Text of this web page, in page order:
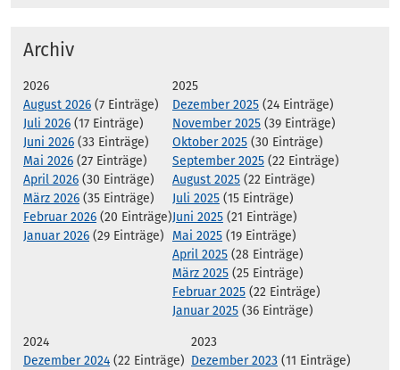
Archiv
2026
August 2026 (7 Einträge)
Juli 2026 (17 Einträge)
Juni 2026 (33 Einträge)
Mai 2026 (27 Einträge)
April 2026 (30 Einträge)
März 2026 (35 Einträge)
Februar 2026 (20 Einträge)
Januar 2026 (29 Einträge)
2025
Dezember 2025 (24 Einträge)
November 2025 (39 Einträge)
Oktober 2025 (30 Einträge)
September 2025 (22 Einträge)
August 2025 (22 Einträge)
Juli 2025 (15 Einträge)
Juni 2025 (21 Einträge)
Mai 2025 (19 Einträge)
April 2025 (28 Einträge)
März 2025 (25 Einträge)
Februar 2025 (22 Einträge)
Januar 2025 (36 Einträge)
2024
Dezember 2024 (22 Einträge)
2023
Dezember 2023 (11 Einträge)